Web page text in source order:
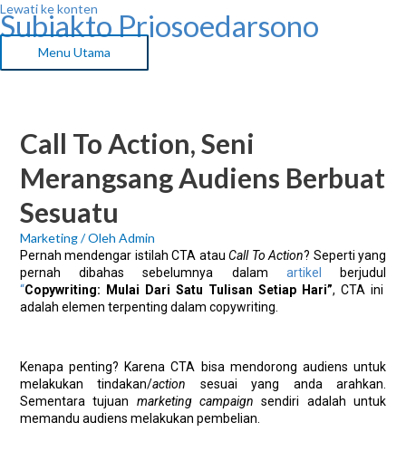
Lewati ke konten
Subiakto Priosoedarsono
Menu Utama
Call To Action, Seni
Merangsang Audiens Berbuat
Sesuatu
Marketing/ Oleh Admin
Pernah mendengar istilah CTA atauCall To Action? Seperti yang
pernah dibahas sebelumnya dalamartikel
berjudul
“Copywriting: Mulai Dari Satu Tulisan Setiap Hari”,CTA ini
adalah elemen terpenting dalam copywriting.
Kenapa penting? Karena CTA bisa mendorong audiens untuk
melakukan tindakan/action sesuai yang anda arahkan.
Sementara tujuan marketing campaign sendiri adalah untuk
memandu audiens melakukan pembelian.